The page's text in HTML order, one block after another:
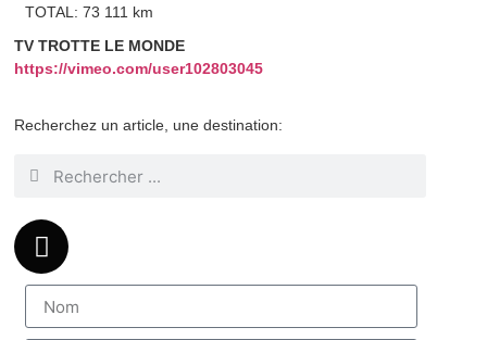
TOTAL: 73 111 km
TV TROTTE LE MONDE
https://vimeo.com/user102803045
Recherchez un article, une destination: